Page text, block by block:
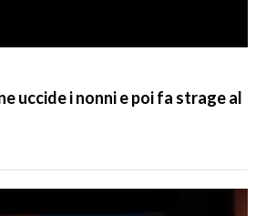
uccide i nonni e poi fa strage al